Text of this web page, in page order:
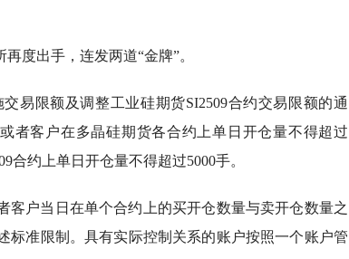
度出手，连发两道“金牌”。
易限额及调整工业硅期货SI2509合约交易限额的通
者客户在多晶硅期货各合约上单日开仓量不得超过
合约上单日开仓量不得超过5000手。
客户当日在单个合约上的买开仓数量与卖开仓数量之
准限制。具有实际控制关系的账户按照一个账户管